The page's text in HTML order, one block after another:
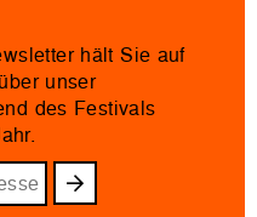
hält Sie auf
unser
des Festivals